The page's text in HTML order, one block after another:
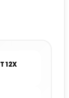
12X